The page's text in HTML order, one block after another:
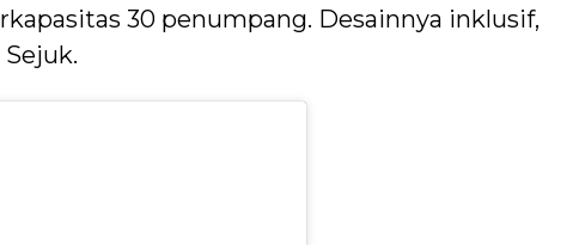
30 penumpang. Desainnya inklusif,
Sejuk.